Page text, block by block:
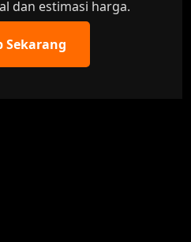
dan estimasi harga.
Sekarang